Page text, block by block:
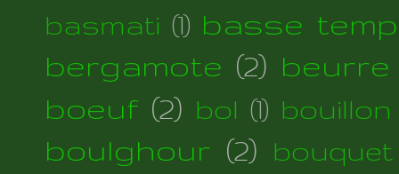
basmati (1) basse
bergamote (2) beurre
boeuf (2) bol (1) bouillon
boulghour (2)